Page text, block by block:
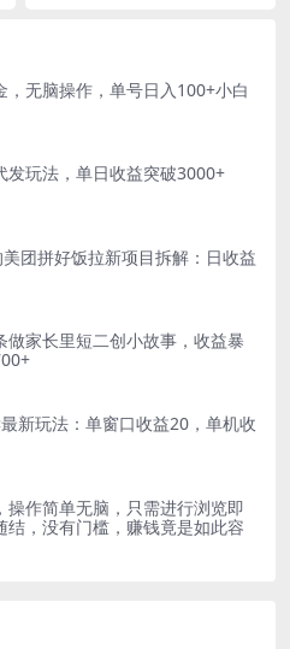
，无脑操作，单号日入100+小白
发玩法，单日收益突破3000+
团拼好饭拉新项目拆解：日收益
做家长里短二创小故事，收益暴
新玩法：单窗口收益20，单机收
操作简单无脑，只需进行浏览即
结，没有门槛，赚钱竟是如此容